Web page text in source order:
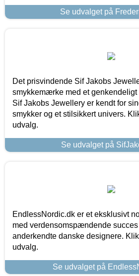
Se udvalget på
Det prisvindende Sif Jakobs
smykkemærke med et genkendeligt
Sif Jakobs Jewellery er kendt for
smykker og et stilsikkert univers.
udvalg.
Se udvalget på
EndlessNordic.dk er et eksklusivt
med verdensomspændende succes
anderkendte danske designere.
udvalg.
Se udvalget på